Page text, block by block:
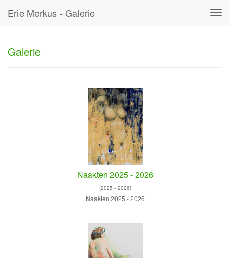
Erie Merkus - Galerie
Galerie
Naakten 2025 - 2026
(2025 - 2026)
Naakten 2025 - 2026